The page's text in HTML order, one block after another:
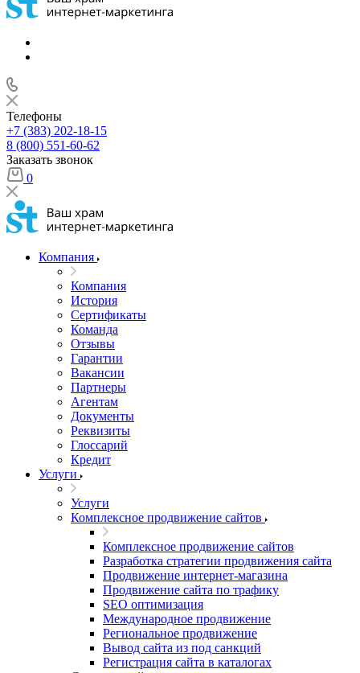
Телефоны
+7 (383) 202-18-15
8 (800) 551-60-62
Заказать звонок
0
Компания
Компания
История
Сертификаты
Команда
Отзывы
Гарантии
Вакансии
Партнеры
Агентам
Документы
Реквизиты
Глоссарий
Кредит
Услуги
Услуги
Комплексное продвижение сайтов
Комплексное продвижение сайтов
Разработка стратегии продвижения сайта
Продвижение интернет-магазина
Продвижение сайта по трафику
SEO оптимизация
Международное продвижение
Региональное продвижение
Вывод сайта из под санкций
Регистрация сайта в каталогах